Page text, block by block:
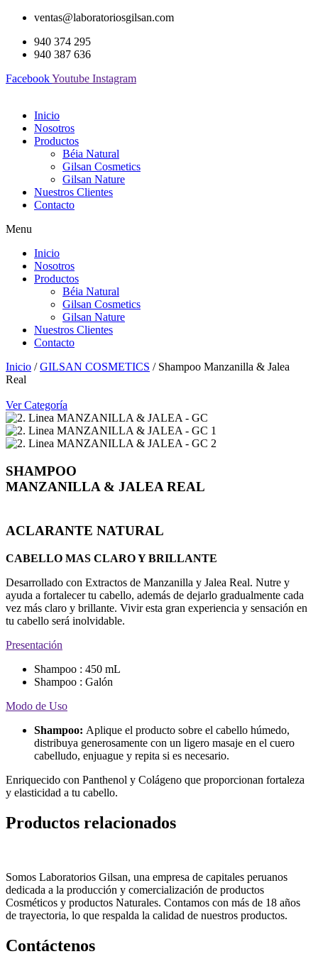
ventas@laboratoriosgilsan.com
940 374 295
940 387 636
FacebookYoutube Instagram
Inicio
Nosotros
Productos
Béia Natural
Gilsan Cosmetics
Gilsan Nature
Nuestros Clientes
Contacto
Menu
Inicio
Nosotros
Productos
Béia Natural
Gilsan Cosmetics
Gilsan Nature
Nuestros Clientes
Contacto
Inicio /GILSAN COSMETICS / Shampoo Manzanilla & Jalea
Real
Ver Categoría
SHAMPOO
MANZANILLA & JALEA REAL
ACLARANTE NATURAL
CABELLO MAS CLARO Y BRILLANTE
Desarrollado con Extractos de Manzanilla y Jalea Real. Nutre y
ayuda a fortalecer tu cabello, además de dejarlo gradualmente cada
vez más claro y brillante. Vivir esta gran experiencia y sensación en
tu cabello será inolvidable.
Presentación
Shampoo : 450 mL
Shampoo : Galón
Modo de Uso
Shampoo: Aplique el producto sobre el cabello húmedo,
distribuya generosamente con un ligero masaje en el cuero
cabelludo, enjuague y repita si es necesario.
Enriquecido con Panthenol y Colágeno que proporcionan fortaleza
y elasticidad a tu cabello.
Productos relacionados
Somos Laboratorios Gilsan, una empresa de capitales peruanos
dedicada a la producción y comercialización de productos
Cosméticos y productos Naturales. Contamos con más de 18 años
de trayectoria, lo que respalda la calidad de nuestros productos.
Contáctenos